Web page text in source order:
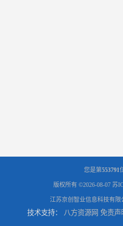
您是第553791
版权所有 ©2026-08-07 苏
江苏京创智业信息科技有限
技术支持： 八方资源网 免责声